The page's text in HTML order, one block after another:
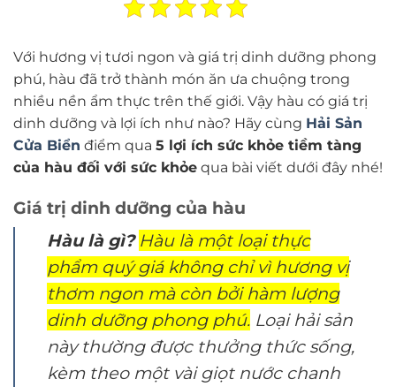
Với hương vị tươi ngon và giá trị dinh dưỡng phong
phú, hàu đã trở thành món ăn ưa chuộng trong
nhiều nền ẩm thực trên thế giới. Vậy hàu có giá trị
dinh dưỡng và lợi ích như nào? Hãy cùng Hải Sản
Cửa Biển điểm qua 5 lợi ích sức khỏe tiềm tàng
của hàu đối với sức khỏe qua bài viết dưới đây nhé!
Giá trị dinh dưỡng của hàu
Hàu là gì? Hàu là một loại thực
phẩm quý giá không chỉ vì hương vị
thơm ngon mà còn bởi hàm lượng
dinh dưỡng phong phú. Loại hải sản
này thường được thưởng thức sống,
kèm theo một vài giọt nước chanh